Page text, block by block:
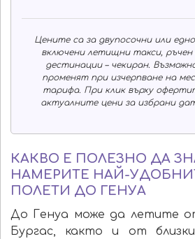
Цените са за двупосочни или
включени летищни такси, ръчен
дестинации – чекиран.
променят при изчерпване на
тарифа. При клик върху
актуалните цени за избрани
КАКВО Е ПОЛЕЗНО ДА
НАМЕРИТЕ НАЙ-
ПОЛЕТИ ДО ГЕНУА
До Генуа може да летите
Бургас, както и от